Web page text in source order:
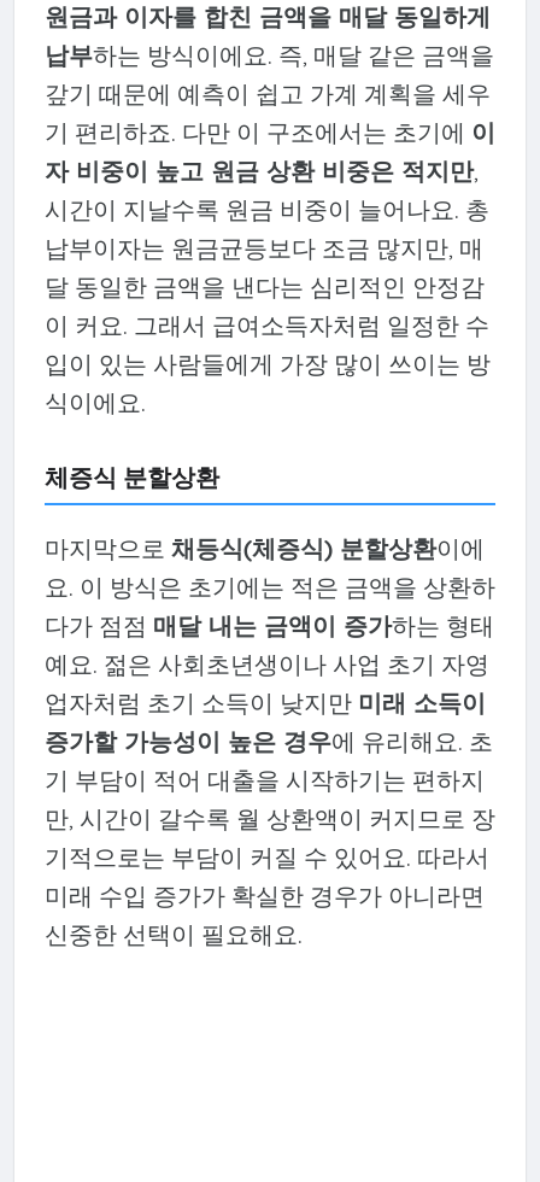
원금과 이자를 합친 금액을 매달 동일하게
납부하는 방식이에요. 즉, 매달 같은 금액을
갚기 때문에 예측이 쉽고 가계 계획을 세우
기 편리하죠. 다만 이 구조에서는 초기에 이
자 비중이 높고 원금 상환 비중은 적지만,
시간이 지날수록 원금 비중이 늘어나요. 총
납부이자는 원금균등보다 조금 많지만, 매
달 동일한 금액을 낸다는 심리적인 안정감
이 커요. 그래서 급여소득자처럼 일정한 수
입이 있는 사람들에게 가장 많이 쓰이는 방
식이에요.
체증식 분할상환
마지막으로 채등식(체증식) 분할상환이에
요. 이 방식은 초기에는 적은 금액을 상환하
다가 점점 매달 내는 금액이 증가하는 형태
예요. 젊은 사회초년생이나 사업 초기 자영
업자처럼 초기 소득이 낮지만 미래 소득이
증가할 가능성이 높은 경우에 유리해요. 초
기 부담이 적어 대출을 시작하기는 편하지
만, 시간이 갈수록 월 상환액이 커지므로 장
기적으로는 부담이 커질 수 있어요. 따라서
미래 수입 증가가 확실한 경우가 아니라면
신중한 선택이 필요해요.